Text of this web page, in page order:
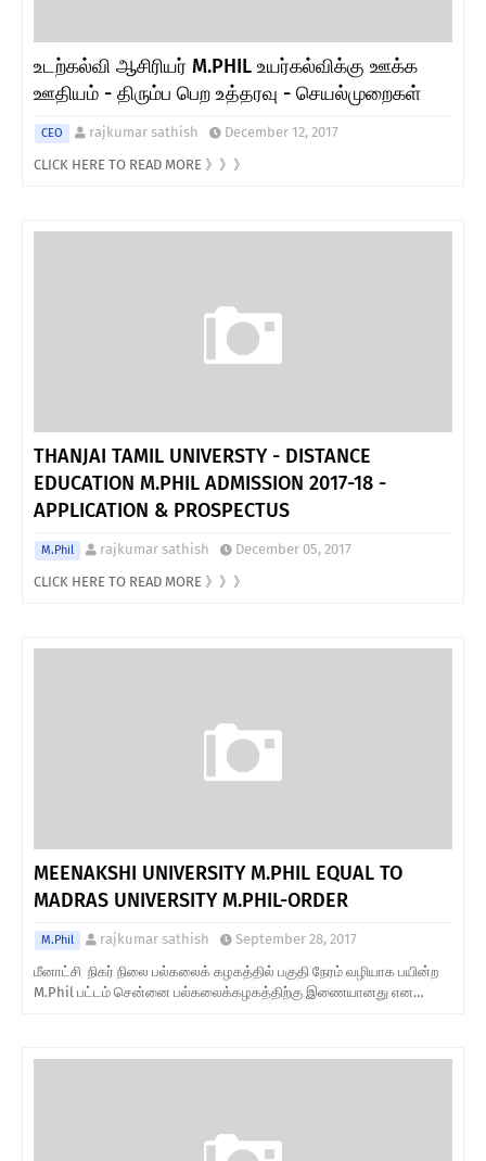
உடற்கல்வி ஆசிரியர் M.PHIL உயர்கல்விக்கு ஊக்க
ஊதியம் - திரும்ப பெற உத்தரவு - செயல்முறைகள்
CEO rajkumar sathish
December 12, 2017
CLICK HERE TO READ MORE 》》》
THANJAI TAMIL UNIVERSTY - DISTANCE
EDUCATION M.PHIL ADMISSION 2017-18 -
APPLICATION & PROSPECTUS
M.Phil rajkumar sathish
December 05, 2017
CLICK HERE TO READ MORE 》》》
MEENAKSHI UNIVERSITY M.PHIL EQUAL TO
MADRAS UNIVERSITY M.PHIL-ORDER
M.Phil rajkumar sathish
September 28, 2017
மீனாட்சி நிகர் நிலை பல்கலைக் கழகத்தில் பகுதி நேரம் வழியாக பயின்ற
M.Phil பட்டம் சென்னை பல்கலைக்கழகத்திற்கு இணையானது என…